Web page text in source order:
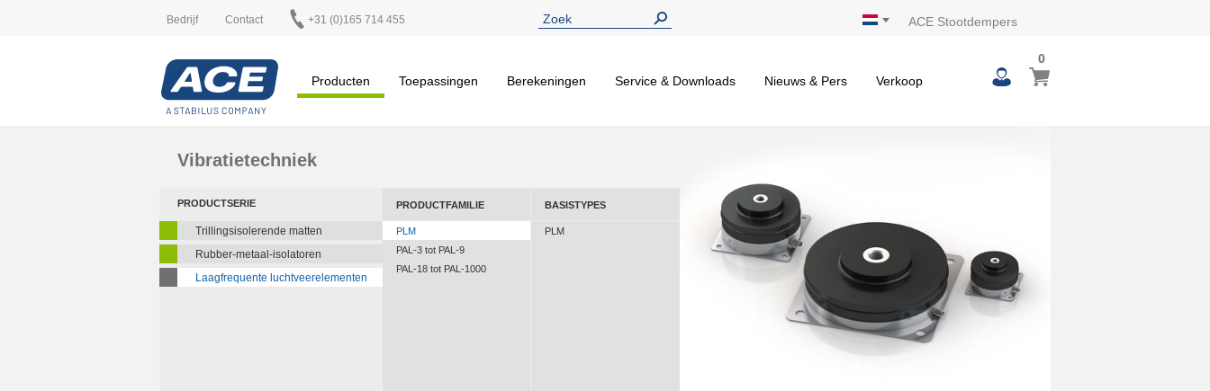
Bedrijf Contact +31 (0)165 714 455 ACE Stootdempers
Producten Toepassingen Berekeningen Service & Downloads Nieuws & Pers Verkoop
0
Vibratietechniek
PRODUCTSERIE
Trillingsisolerende matten
Rubber-metaal-isolatoren
Laagfrequente luchtveerelementen
PRODUCTFAMILIE
PLM
PAL-3 tot PAL-9
PAL-18 tot PAL-1000
BASISTYPES
PLM